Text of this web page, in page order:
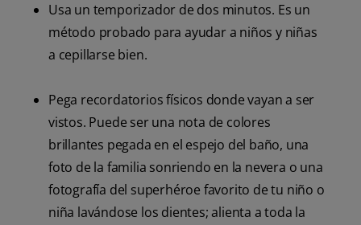
Usa un temporizador de dos minutos. Es un
método probado para ayudar a niños y niñas
a cepillarse bien.
Pega recordatorios físicos donde vayan a ser
vistos. Puede ser una nota de colores
brillantes pegada en el espejo del baño, una
foto de la familia sonriendo en la nevera o una
fotografía del superhéroe favorito de tu niño o
niña lavándose los dientes; alienta a toda la